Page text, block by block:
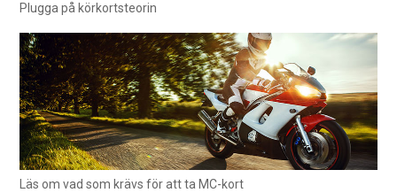
Plugga på körkortsteorin
Läs om vad som krävs för att ta MC-kort